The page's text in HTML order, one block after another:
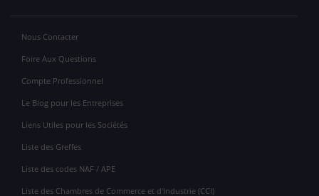
Nous Contacter
Foire Aux Questions
Compte Professionnel
Le Blog pour les Entreprises
Liens Utiles pour les Sociétés
Liste des Greffes
Liste des codes NAF / APE
Liste des Chambres de Commerce et d'Industrie (CCI)